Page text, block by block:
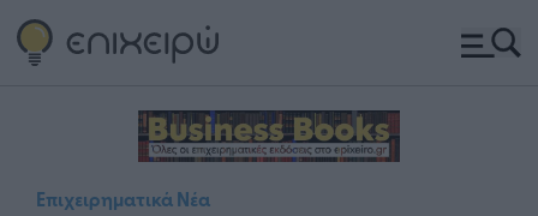
Επιχειρηματικά Νέα